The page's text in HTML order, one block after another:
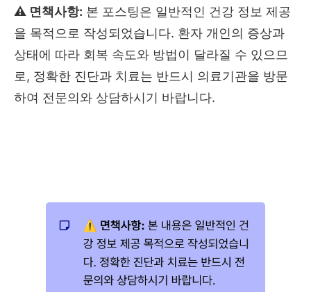
⚠️ 면책사항: 본 포스팅은 일반적인 건강 정보 제공
을 목적으로 작성되었습니다. 환자 개인의 증상과
상태에 따라 회복 속도와 방법이 달라질 수 있으므
로, 정확한 진단과 치료는 반드시 의료기관을 방문
하여 전문의와 상담하시기 바랍니다.